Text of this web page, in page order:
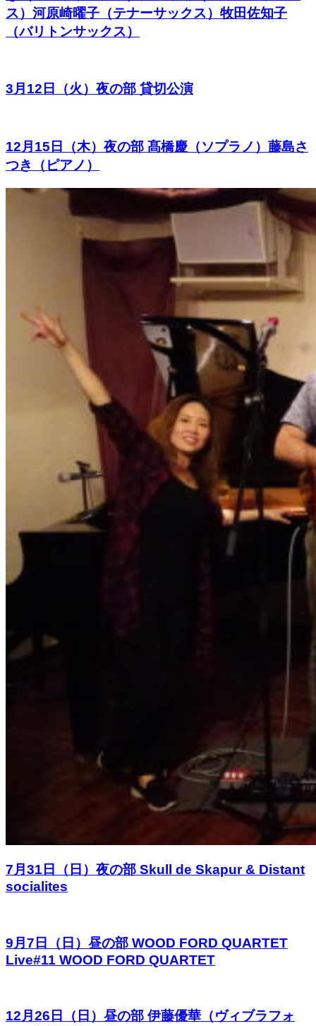
ス）河原崎曜子（テナーサックス）牧田佐知子
（バリトンサックス）
3月12日（火）夜の部 貸切公演
12月15日（木）夜の部 髙橋慶（ソプラノ）藤島さ
つき（ピアノ）
7月31日（日）夜の部 Skull de Skapur & Distant
socialites
9月7日（日）昼の部 WOOD FORD QUARTET
Live#11 WOOD FORD QUARTET
12月26日（日）昼の部 伊藤優華（ヴィブラフォ